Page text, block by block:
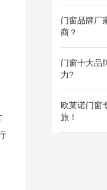
门窗品牌厂
商？
门窗十大品
力?
欧莱诺门窗
旅！